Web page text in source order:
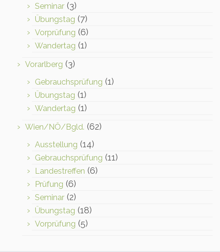
Seminar (3)
Übungstag (7)
Vorprüfung (6)
Wandertag (1)
Vorarlberg (3)
Gebrauchsprüfung (1)
Übungstag (1)
Wandertag (1)
Wien/NÖ/Bgld. (62)
Ausstellung (14)
Gebrauchsprüfung (11)
Landestreffen (6)
Prüfung (6)
Seminar (2)
Übungstag (18)
Vorprüfung (5)